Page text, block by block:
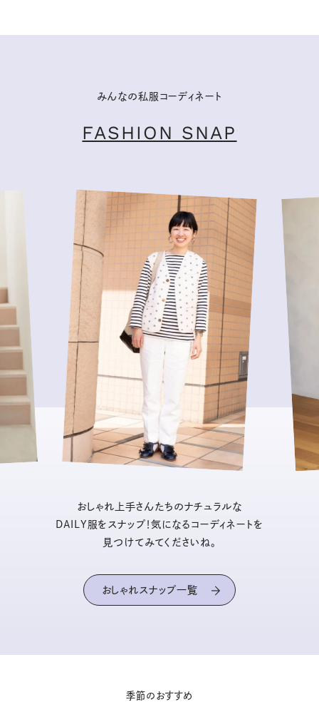
みんなの私服コーディネート
FASHION SNAP
おしゃれ上手さんたちのナチュラルな
DAILY服をスナップ！気になるコーディネートを
見つけてみてくださいね。
おしゃれスナップ一覧
季節のおすすめ